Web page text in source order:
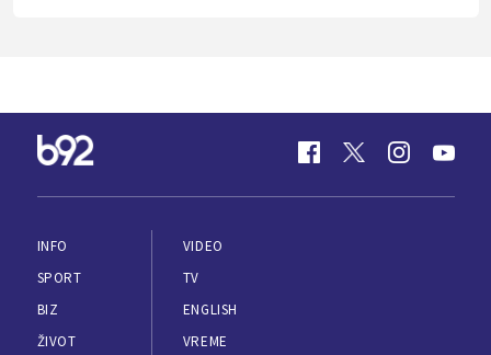
INFO
SPORT
BIZ
ŽIVOT
VIDEO
TV
ENGLISH
VREME